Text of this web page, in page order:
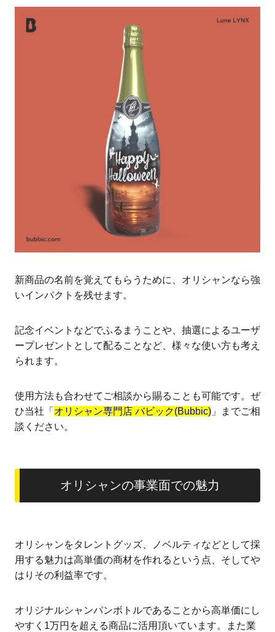
新商品の名前を覚えてもらうために、オリシャンなら強
いインパクトを残せます。
記念イベントなどでふるまうことや、抽選によるユーザ
ープレゼントとして配ることなど、様々な使い方も考え
られます。
使用方法も合わせてご相談から賜ることも可能です。ぜ
ひ当社「 オリシャン専門店 バビック(Bubbic) 」までご相
談ください。
オリシャンの事業面での魅力
オリシャンをタレントグッズ、ノベルティなどとして採
用する魅力は高単価の商材を作れるという点、そしてや
はりその利益率です。
オリジナルシャンパンボトルであることから高単価にし
やすく1万円を超える商品に活用頂いています。また業